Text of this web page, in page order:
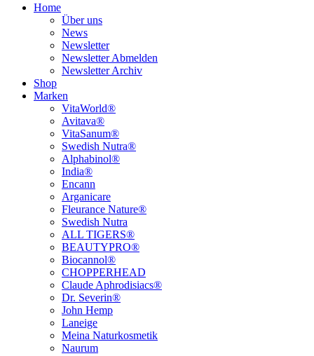
Home
Über uns
News
Newsletter
Newsletter Abmelden
Newsletter Archiv
Shop
Marken
VitaWorld®
Avitava®
VitaSanum®
Swedish Nutra®
Alphabinol®
India®
Encann
Arganicare
Fleurance Nature®
Swedish Nutra
ALL TIGERS®
BEAUTYPRO®
Biocannol®
CHOPPERHEAD
Claude Aphrodisiacs®
Dr. Severin®
John Hemp
Laneige
Meina Naturkosmetik
Naurum